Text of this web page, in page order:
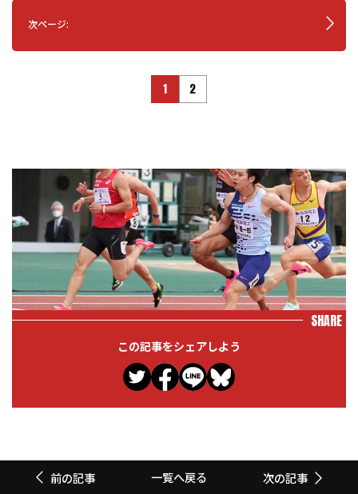
次ページ:
1 2
SHARE
この記事をシェアしよう
前の記事 一覧へ戻る 次の記事